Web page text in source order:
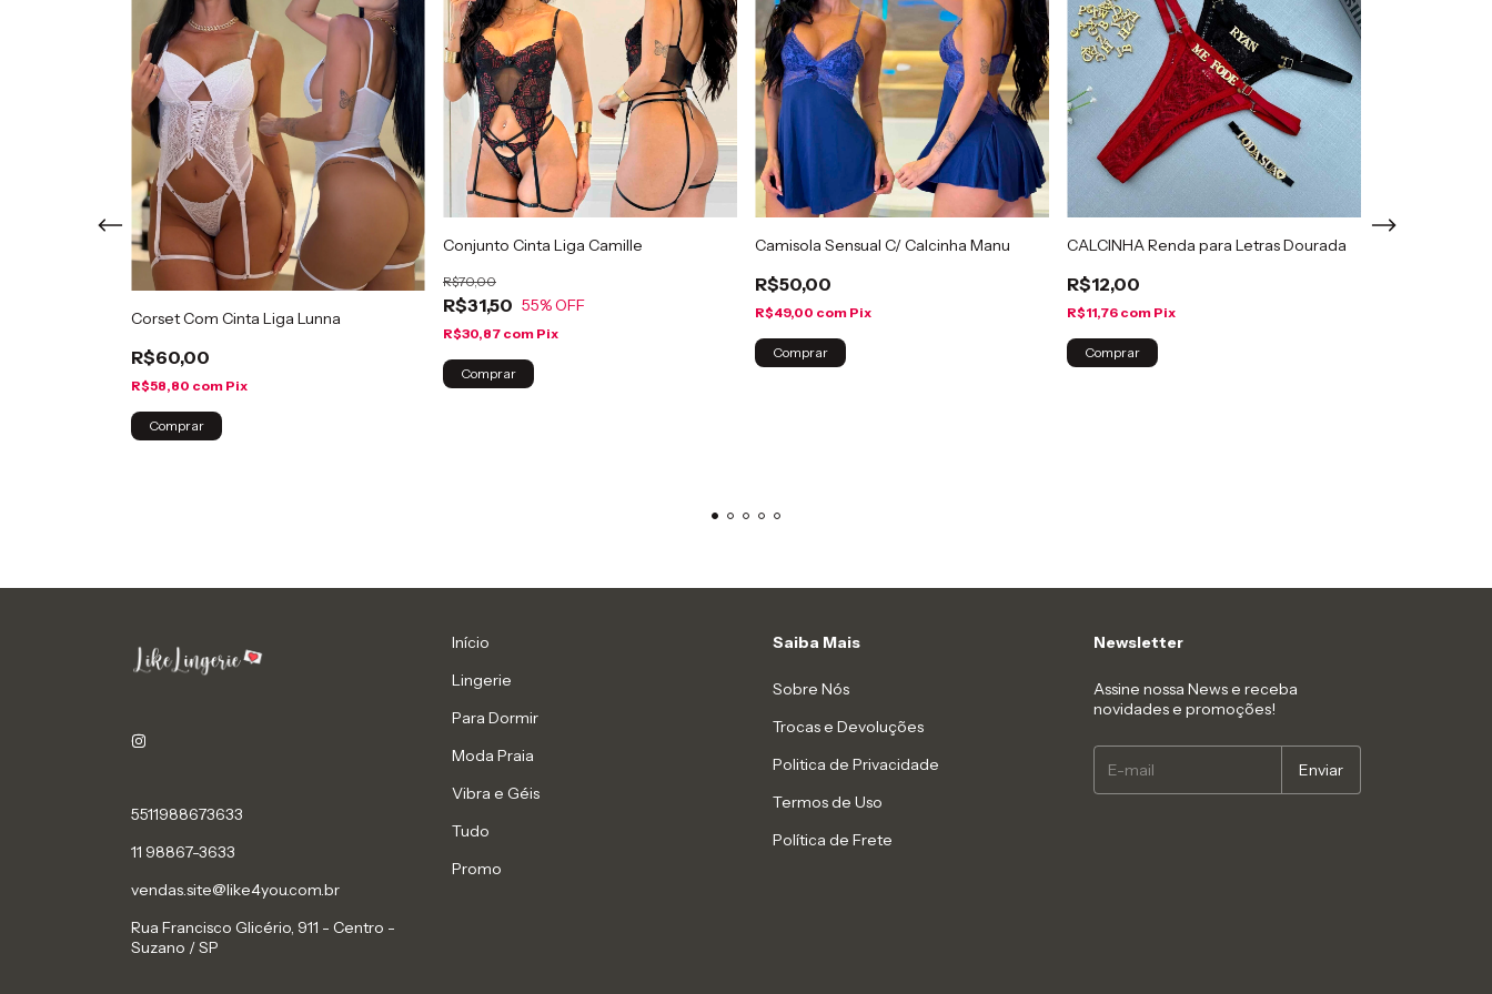
Corset Com Cinta Liga Lunna
R$60,00
R$58,80 com Pix
Comprar
Conjunto Cinta Liga Camille
R$31,50
R$70,00
55% OFF
R$30,87 com Pix
Comprar
Camisola Sensual C/ Calcinha Manu
R$50,00
R$49,00 com Pix
Comprar
CALCINHA Renda para Letras Dourada
R$12,00
R$11,76 com Pix
Comprar
5511988673633
11 98867-3633
vendas.site@like4you.com.br
Rua Francisco Glicério, 911 - Centro -
Suzano / SP
Início
Lingerie
Para Dormir
Moda Praia
Vibra e Géis
Tudo
Promo
Saiba Mais
Sobre Nós
Trocas e Devoluções
Politica de Privacidade
Termos de Uso
Política de Frete
Newsletter
Assine nossa News e receba
novidades e promoções!